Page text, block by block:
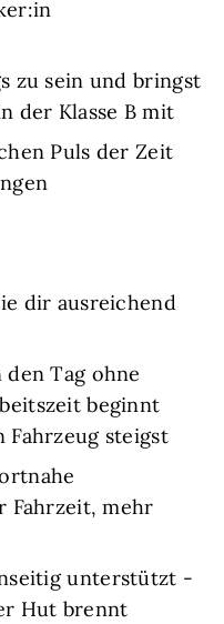
zu sein und bringst
der Klasse B mit
Puls der Zeit
dir ausreichend
Tag ohne
beginnt
Fahrzeug steigst
Fahrzeit, mehr
unterstützt -
Hut brennt